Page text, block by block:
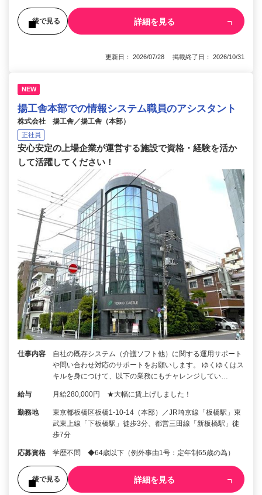
後で見る 詳細を見る
更新日： 2026/07/28 掲載終了日： 2026/10/31
NEW
揚工舎本部での情報システム職員のアシスタント
株式会社 揚工舎／揚工舎（本部）
正社員
安心安定の上場企業が運営する施設で資格・経験を活か
して活躍してください！
仕事内容
自社の既存システム（介護ソフト他）に関する運用サポート
や問い合わせ対応のサポートをお願いします。 ゆくゆくはス
キルを身につけて、以下の業務にもチャレンジしてい…
給与 月給280,000円 ★大幅に賃上げしました！
勤務地
東京都板橋区板橋1-10-14（本部）／JR埼京線「板橋駅」東
武東上線「下板橋駅」徒歩3分、都営三田線「新板橋駅」徒
歩7分
応募資格 学歴不問 ◆64歳以下（例外事由1号：定年制65歳の為）
後で見る 詳細を見る